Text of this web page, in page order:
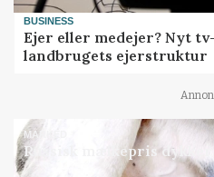
BUSINESS
Ejer eller medejer? Nyt
landbrugets ejerstruktur
MARKED
Russisk mælkepris